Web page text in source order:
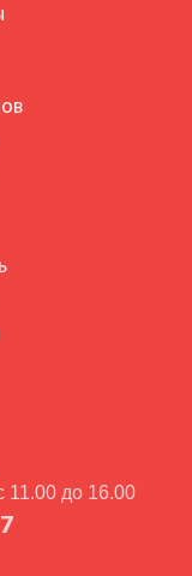
11.00 до 16.00